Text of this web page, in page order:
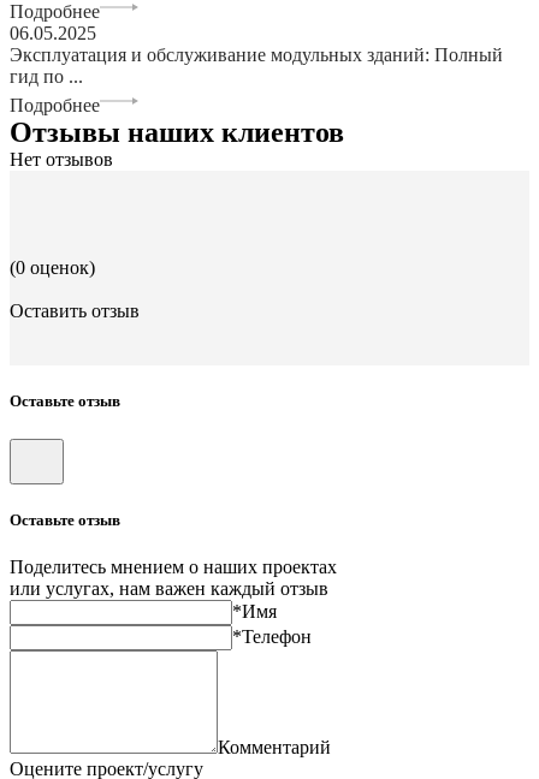
Подробнее
06.05.2025
Эксплуатация и обслуживание модульных зданий: Полный
гид по ...
Подробнее
Отзывы наших клиентов
Нет отзывов
(0 оценок)
Оставить отзыв
Оставьте отзыв
Оставьте отзыв
Поделитесь мнением о наших проектах
или услугах, нам важен каждый отзыв
*Имя
*Телефон
Комментарий
Оцените проект/услугу